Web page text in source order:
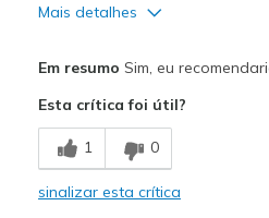
Mais detalhes
Breathe Well
Comfortable
Em resumo Sim, eu
Esta crítica foi útil?
1 0
sinalizar esta crítica